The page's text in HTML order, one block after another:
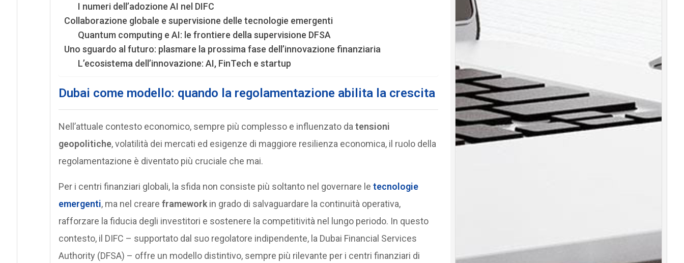
I numeri dell’adozione AI nel DIFC
Collaborazione globale e supervisione delle tecnologie emergenti
Quantum computing e AI: le frontiere della supervisione DFSA
Uno sguardo al futuro: plasmare la prossima fase dell’innovazione finanziaria
L’ecosistema dell’innovazione: AI, FinTech e startup
Dubai come modello: quando la regolamentazione abilita la crescita
Nell’attuale contesto economico, sempre più complesso e influenzato da tensioni
geopolitiche, volatilità dei mercati ed esigenze di maggiore resilienza economica, il ruolo della
regolamentazione è diventato più cruciale che mai.
Per i centri finanziari globali, la sfida non consiste più soltanto nel governare le tecnologie
emergenti, ma nel creare frameworkin grado di salvaguardare la continuità operativa,
rafforzare la fiducia degli investitori e sostenere la competitività nel lungo periodo. In questo
contesto, il DIFC – supportato dal suo regolatore indipendente, la Dubai Financial Services
Authority (DFSA) – offre un modello distintivo, sempre più rilevante per i centri finanziari di